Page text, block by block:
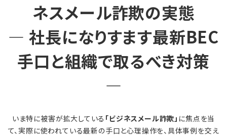
ネスメール詐欺の実態
― 社長になりすます最新BEC
手口と組織で取るべき対策
―
いま特に被害が拡大している 「ビジネスメール詐欺」 に焦点を当
て、実際に使われている最新の手口と心理操作を、具体事例を交え